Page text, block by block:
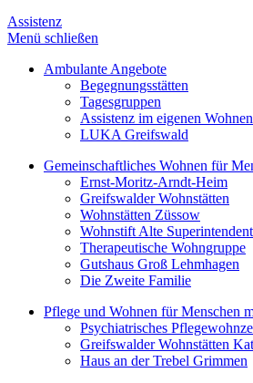
Assistenz
Menü schließen
Ambulante Angebote
Begegnungsstätten
Tagesgruppen
Assistenz im eigenen Wohnen
LUKA Greifswald
Gemeinschaftliches Wohnen für
Ernst-Moritz-Arndt-Heim
Greifswalder Wohnstätten
Wohnstätten Züssow
Wohnstift Alte
Therapeutische Wohngruppe
Gutshaus Groß Lehmhagen
Die Zweite Familie
Pflege und Wohnen für Menschen
Psychiatrisches
Greifswalder Wohnstätten
Haus an der Trebel Grimmen